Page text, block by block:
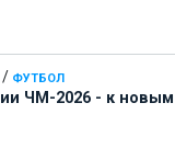
/ ФУТБОЛ
ЧМ-2026 - к новым